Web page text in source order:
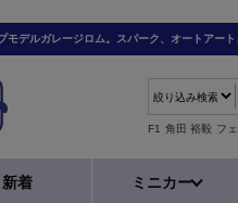
デルガレージロム。スパーク、オートアー
F1 角田 裕毅 フ
新着 ミニカー